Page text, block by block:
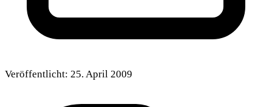
Veröffentlicht: 25. April 2009